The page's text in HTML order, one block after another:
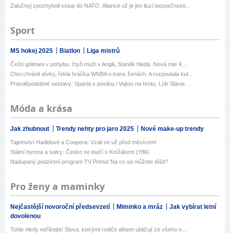
Zalužnyj zpochybnil vstup do NATO. Aliance už je jen iluzí bezpečnosti...
Sport
MS hokej 2025 Biatlon Liga mistrů
Čeští gólmani v pohybu: čtyři muži v Anglii, Staněk hledá. Nová role K...
Chci chránit dívky, řekla hráčka WNBA o trans ženách. A rozpoutala kul...
Pravděpodobné sestavy: Sparta s posilou i Vojtou na hrotu. Lídr Slavie...
Móda a krása
Jak zhubnout Trendy nehty pro jaro 2025 Nové make-up trendy
Tajemství Hadidové a Coopera: Vzali se už před měsícem!
Státní hymna a salvy: Česko se loučí s Knížákem (†86)
Nadupaný podzimní program TV Prima! Na co se můžete těšit?
Pro ženy a maminky
Nejčastější novoroční předsevzetí Miminko a mráz
Jak vybírat letní
dovolenou
Tohle nikdy neříkejte! Slova, kterými rodiče dětem ubližují ze všeho n...